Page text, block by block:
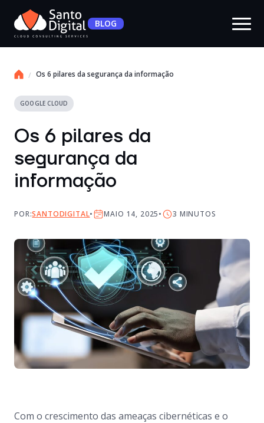
BLOG
Os 6 pilares da segurança da informação
GOOGLE CLOUD
Os 6 pilares da
segurança da
informação
POR:SANTODIGITAL MAIO 14, 2025 3 MINUTOS
Com o crescimento das ameaças cibernéticas e o